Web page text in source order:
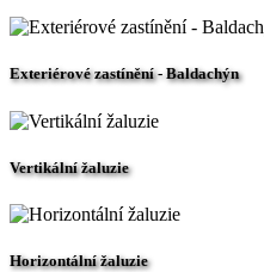
Exteriérové zastínění - Baldachýn
Vertikální žaluzie
Horizontální žaluzie